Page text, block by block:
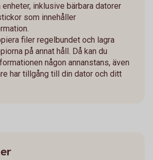
enheter, inklusive bärbara datorer
som innehåller
filer regelbundet och lagra
på annat håll. Då kan du
någon annanstans, även
har tillgång till din dator och ditt